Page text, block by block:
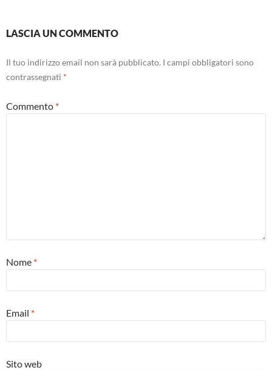
LASCIA UN COMMENTO
Il tuo indirizzo email non sarà pubblicato. I campi obbligatori sono
contrassegnati *
Commento *
Nome *
Email *
Sito web